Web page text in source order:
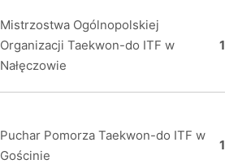
Mistrzostwa Ogólnopolskiej
Organizacji Taekwon-do ITF w
Nałęczowie
Puchar Pomorza Taekwon-do ITF w
Gościnie